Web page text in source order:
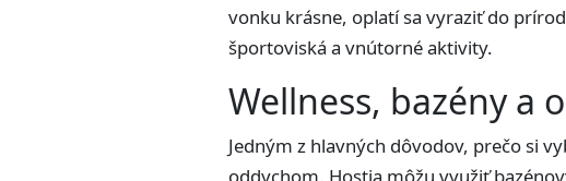
vonku krásne, oplatí sa vyraziť do
športoviská a vnútorné aktivity.
Wellness, bazény a
Jedným z hlavných dôvodov, prečo si